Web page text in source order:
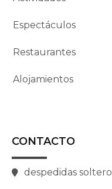
Espectáculos
Restaurantes
Alojamientos
CONTACTO
despedidas soltero